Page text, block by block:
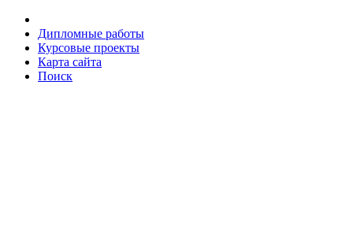
Дипломные работы
Курсовые проекты
Карта сайта
Поиск